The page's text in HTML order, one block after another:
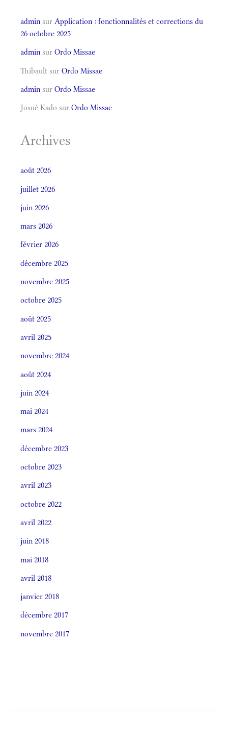
admin sur Application : fonctionnalités et corrections du
26 octobre 2025
admin sur Ordo Missae
Thibault sur Ordo Missae
admin sur Ordo Missae
Josué Kado sur Ordo Missae
Archives
août 2026
juillet 2026
juin 2026
mars 2026
février 2026
décembre 2025
novembre 2025
octobre 2025
août 2025
avril 2025
novembre 2024
août 2024
juin 2024
mai 2024
mars 2024
décembre 2023
octobre 2023
avril 2023
octobre 2022
avril 2022
juin 2018
mai 2018
avril 2018
janvier 2018
décembre 2017
novembre 2017